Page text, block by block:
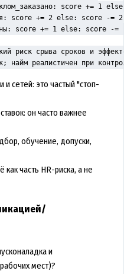
score += 1
score += 2 else: score -= 2
score += 1 else: score -=
риск срыва сроков и
найм реалистичен при
сетей: это частый "стоп-
он часто важнее
обучение, допуски,
как часть HR-риска, а не
и
мест)?